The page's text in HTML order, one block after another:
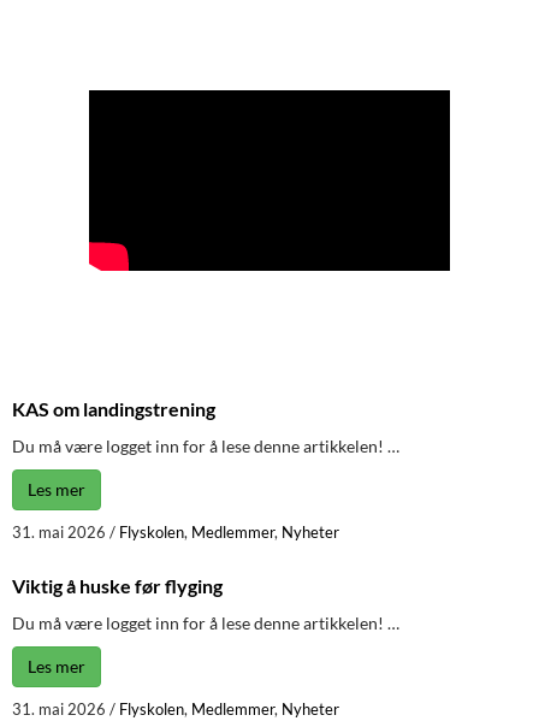
KAS om landingstrening
Du må være logget inn for å lese denne artikkelen! …
Les mer
31. mai 2026 / Flyskolen, Medlemmer, Nyheter
Viktig å huske før flyging
Du må være logget inn for å lese denne artikkelen! …
Les mer
31. mai 2026 / Flyskolen, Medlemmer, Nyheter